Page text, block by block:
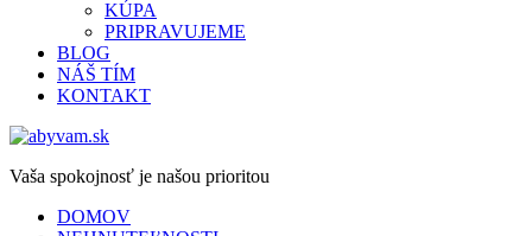
KÚPA
PRIPRAVUJEME
BLOG
NÁŠ TÍM
KONTAKT
Vaša spokojnosť je našou prioritou
DOMOV